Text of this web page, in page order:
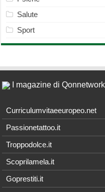
Salute
Sport
I magazine di Qonnetwork
Curriculumvitaeeuropeo.net
Passionetattoo.it
Troppodolce.it
Scoprilamela.it
Goprestiti.it